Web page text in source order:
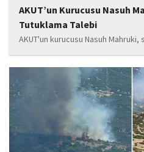
AKUT’un Kurucusu Nasuh
Tutuklama Talebi
AKUT'un kurucusu Nasuh Mahruki,
yaptığı '15 Temmuz' paylaşımı
tahrik veya aşağılama' suçundan
tutuklama talebiyle Sulh Ceza